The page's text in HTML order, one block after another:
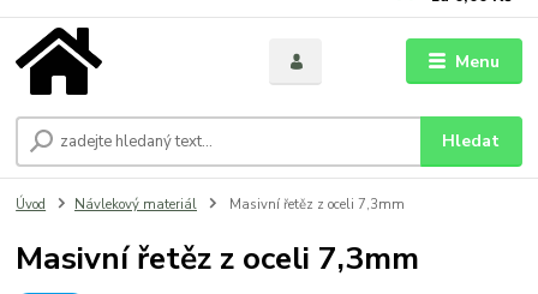
Menu
Hledat
Úvod Návlekový materiál Masivní řetěz z oceli 7,3mm
Masivní řetěz z oceli 7,3mm